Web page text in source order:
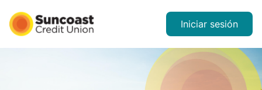
Iniciar sesión